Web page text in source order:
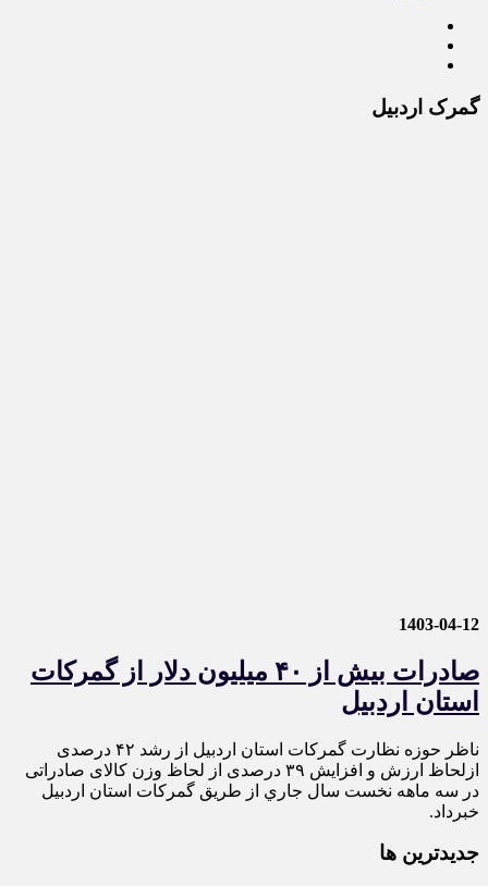
گمرک اردبیل
1403-04-12
صادرات بیش از ۴۰ میلیون دلار از گمرکات
استان اردبيل
ناظر حوزه نظارت گمرکات استان اردبیل از رشد ۴۲ درصدی
ازلحاظ ارزش و افزايش ۳۹ درصدی از لحاظ وزن کالای صادراتی
در سه ماهه نخست سال‌ جاري از طریق گمرکات استان اردبیل
خبرداد.
جديدترين ها